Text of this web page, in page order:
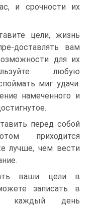
и срочности их
цели, жизнь
доставлять вам
для их
любую
миг удачи.
намеченного и
перед собой
приходится
лучше, чем вести
ваши цели в
записать в
каждый день